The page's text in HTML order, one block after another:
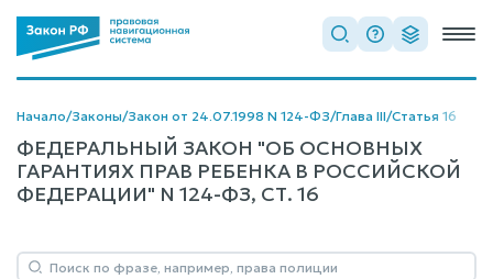
Начало/Законы/Закон от 24.07.1998 N 124-ФЗ/Глава III/Статья 16
ФЕДЕРАЛЬНЫЙ ЗАКОН "ОБ ОСНОВНЫХ
ГАРАНТИЯХ ПРАВ РЕБЕНКА В РОССИЙСКОЙ
ФЕДЕРАЦИИ" N 124-ФЗ, СТ. 16